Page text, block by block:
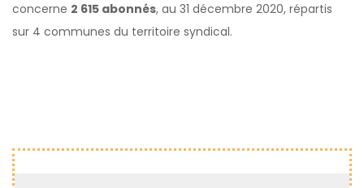
concerne 2 615 abonnés, au 31 décembre 2020, répartis
sur 4 communes du territoire syndical.